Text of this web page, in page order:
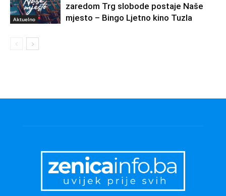
Aktuelno
zaredom Trg slobode postaje Naše
mjesto – Bingo Ljetno kino Tuzla